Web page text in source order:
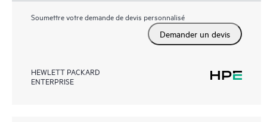
Soumettre votre demande de devis personnalisé
Demander un devis
HEWLETT PACKARD
ENTERPRISE